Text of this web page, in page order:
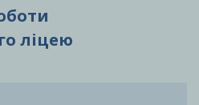
ліцею